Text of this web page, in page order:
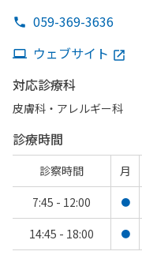
059-369-3636
ウェブサイト
対応診療科
皮膚科・​アレルギー科
診療時間
診察時間 月
7:45 - 12:00
●
14:45 - 18:00 ●